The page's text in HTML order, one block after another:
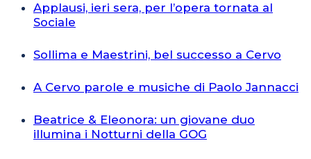
Applausi, ieri sera, per l’opera tornata al
Sociale
Sollima e Maestrini, bel successo a Cervo
A Cervo parole e musiche di Paolo Jannacci
Beatrice & Eleonora: un giovane duo
illumina i Notturni della GOG